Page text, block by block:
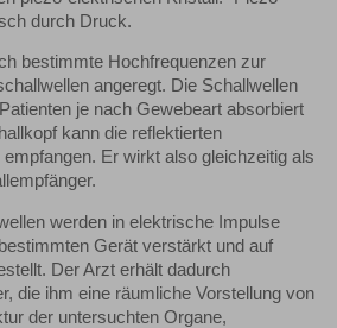
durch Druck.
bestimmte Hochfrequenzen zur
angeregt. Die Schallwellen
je nach Gewebeart absorbiert
kann die reflektierten
Er wirkt also gleichzeitig als
werden in elektrische Impulse
Gerät verstärkt und auf
Der Arzt erhält dadurch
die ihm eine räumliche Vorstellung von
der untersuchten Organe,